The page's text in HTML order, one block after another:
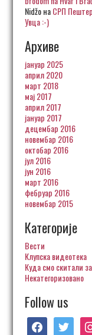
NidžoнаСРП
Увца :-)
Архиве
јануар 2025
април 2020
март 2018
мај 2017
април 2017
јануар 2017
децембар 2016
новембар 2016
октобар 2016
јул 2016
јун 2016
март 2016
фебруар 2016
новембар 2015
Категорије
Вести
Клупска видеотека
Куда смо скитали
Некатегоризовано
Follow us
facebooktwitter